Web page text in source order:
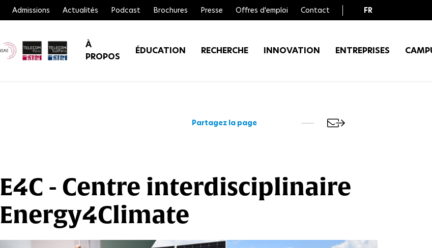
Admissions Actualités Podcast Brochures Presse Offres d'emploi Contact FR
À
PROPOS
ÉDUCATION RECHERCHE INNOVATION ENTREPRISES
Partagez la page
E4C - Centre interdisciplinaire
Energy4Climate